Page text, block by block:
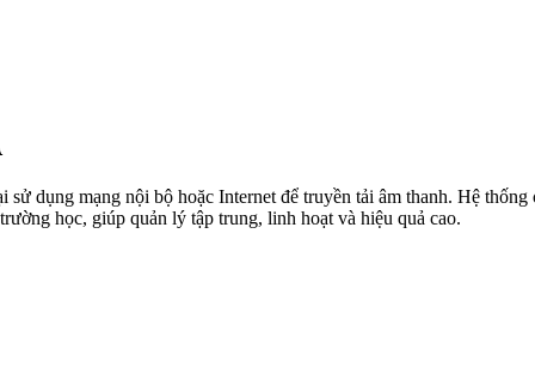
dụng mạng nội bộ hoặc Internet để truyền tải âm thanh. Hệ
học, giúp quản lý tập trung, linh hoạt và hiệu quả cao.